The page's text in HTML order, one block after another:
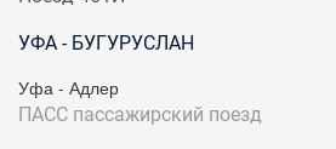
УФА - БУГУРУСЛАН
Уфа - Адлер
ПАСС пассажирский поезд